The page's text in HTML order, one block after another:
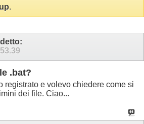
.
.bat?
registrato e volevo chiedere come si
dei file. Ciao...